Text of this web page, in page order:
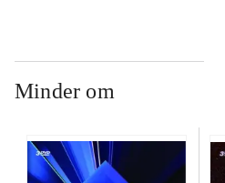
Minder om